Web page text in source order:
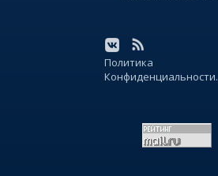
Политика
Конфиденциальности.